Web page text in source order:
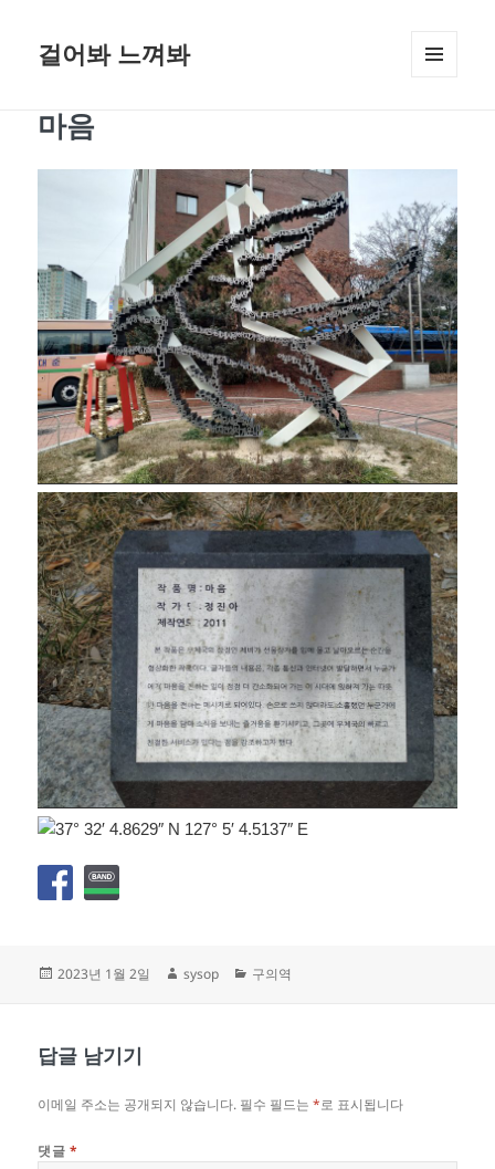
걸어봐 느껴봐
마음
작
2023년 1월 2일
글
sysop
카
구의역
답글 남기기
이메일 주소는 공개되지 않습니다. 필수 필드는*로 표시됩니다
댓글 *